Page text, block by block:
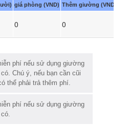
giá phòng (VND) Thêm giường (VND)
0 0
phí nếu sử dụng giường
Chú ý, nếu bạn cần cũi
thể phải trả thêm phí.
phí nếu sử dụng giường